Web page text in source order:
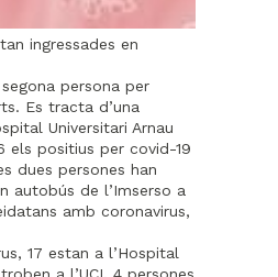
ingressades en
persona per
Es tracta d’una
Universitari Arnau
els positius per covid-19
dues persones han
autobús de l’Imserso a
amb coronavirus,
17 estan a l’Hospital